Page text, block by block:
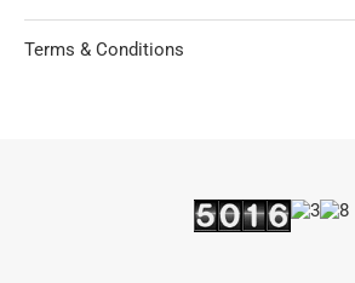
Terms & Conditions